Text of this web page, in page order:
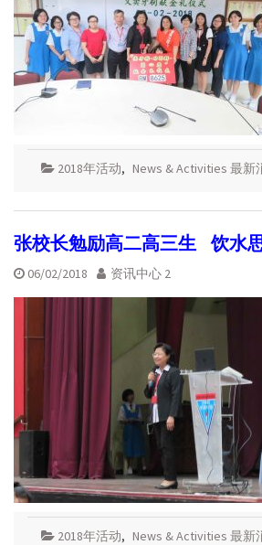
2018年活动, News & Activities 最新
张校长勉励高二高三生 饮水
06/02/2018 资讯中心 2
2018年活动, News & Activities 最新